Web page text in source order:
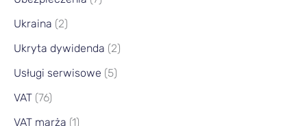
Ukraina (2)
Ukryta dywidenda (2)
Usługi serwisowe (5)
VAT (76)
VAT marża (1)